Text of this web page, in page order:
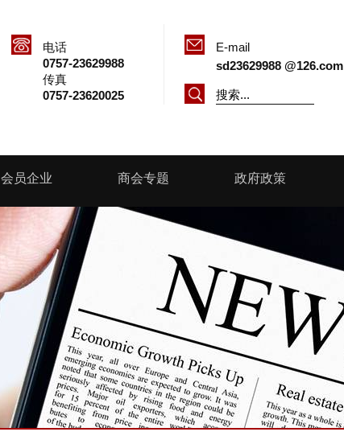
电话
0757-23629988
传真
0757-23620025
E-mail
sd23629988 @126.com
会员企业 商会专题 政府政策